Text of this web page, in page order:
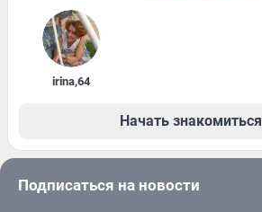
irina,64
Начать знакомиться
Подписаться на новости